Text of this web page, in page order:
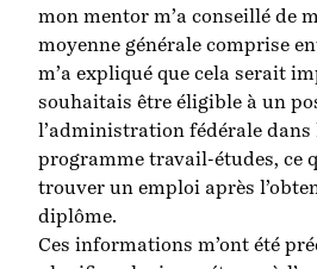
mon mentor m’a conseillé de
moyenne générale comprise
m’a expliqué que cela serait
souhaitais être éligible à un
l’administration fédérale dans
programme travail-études, ce
trouver un emploi après
diplôme.
Ces informations m’ont été